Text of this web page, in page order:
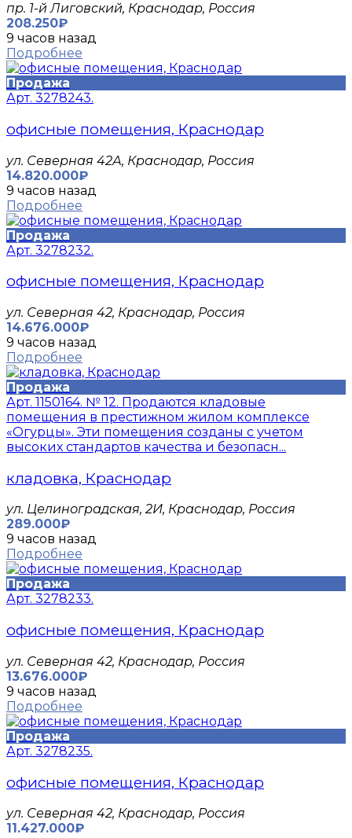
пр. 1-й Лиговский, Краснодар, Россия
208.250₽
9 часов назад
Подробнее
Продажа
Арт. 3278243.
офисные помещения, Краснодар
ул. Северная 42А, Краснодар, Россия
14.820.000₽
9 часов назад
Подробнее
Продажа
Арт. 3278232.
офисные помещения, Краснодар
ул. Северная 42, Краснодар, Россия
14.676.000₽
9 часов назад
Подробнее
Продажа
Арт. 1150164. № 12. Продаются кладовые
помещения в престижном жилом комплексе
«Огурцы». Эти помещения созданы с учетом
высоких стандартов качества и безопасн...
кладовка, Краснодар
ул. Целиноградская, 2И, Краснодар, Россия
289.000₽
9 часов назад
Подробнее
Продажа
Арт. 3278233.
офисные помещения, Краснодар
ул. Северная 42, Краснодар, Россия
13.676.000₽
9 часов назад
Подробнее
Продажа
Арт. 3278235.
офисные помещения, Краснодар
ул. Северная 42, Краснодар, Россия
11.427.000₽